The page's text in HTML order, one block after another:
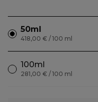
50ml
418,00 € / 100 ml
100ml
281,00 € / 100 ml